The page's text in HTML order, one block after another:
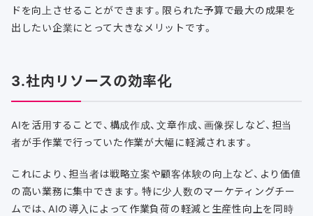
ドを向上させることができます。限られた予算で最大の成果を
出したい企業にとって大きなメリットです。
3.社内リソースの効率化
AIを活用することで、構成作成、文章作成、画像探しなど、担当
者が手作業で行っていた作業が大幅に軽減されます。
これにより、担当者は戦略立案や顧客体験の向上など、より価値
の高い業務に集中できます。特に少人数のマーケティングチー
ムでは、AIの導入によって作業負荷の軽減と生産性向上を同時